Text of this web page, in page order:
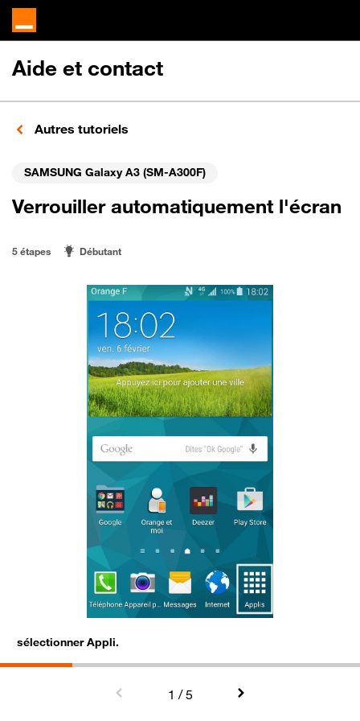
Aide et contact
Autres tutoriels
SAMSUNG Galaxy A3 (SM-A300F)
Verrouiller automatiquement l'écran
5 étapes Débutant
sélectionner Appli.
1 / 5